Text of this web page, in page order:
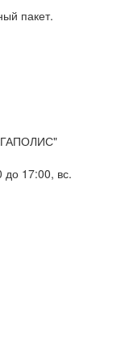
пакет.
17:00, вс.